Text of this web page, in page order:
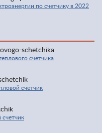
по счетчику в 2022
счетчика
счетчик
счетчик